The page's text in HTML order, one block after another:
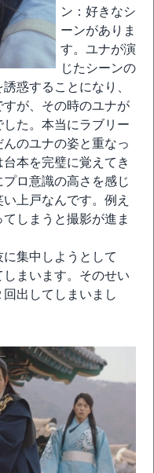
ン：好きなシ
ーンがありま
す。ユナが演
じたシーンの
惑することになり、
が、その時のユナが
た。本当にラブリー
のユナの姿と重なっ
本を完璧に覚えてき
ロ意識の高さを感じ
上戸なんです。例え
しまうと撮影が進ま
集中しようとして
まいます。そのせい
出してしまいまし